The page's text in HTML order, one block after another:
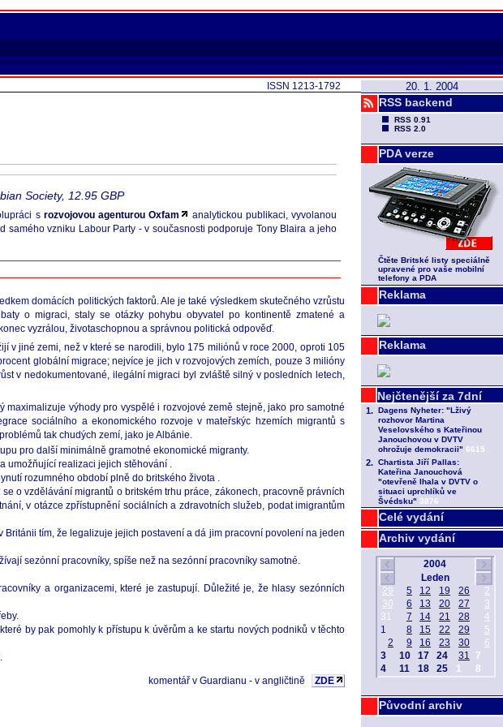
20. 1. 2004
RSS backend
RSS 0.91
RSS 2.0
PDA verze
Čtěte Britské listy speciálně
upravené pro vaše mobilní
telefony a PDA
Reklama
Reklama
Celé vydání
Archiv vydání
Původní archiv
ISSN 1213-1792
Society, 12.95 GBP
s rozvojovou agenturou Oxfam
analytickou publikaci, vyvolanou
vzniku Labour Party - v současnosti podporuje Tony Blaira a jeho
domácích politických faktorů. Ale je také výsledkem skutečného vzrůstu
o migraci, staly se otázky pohybu obyvatel po kontinentě zmatené a
vyzrálou, životaschopnou a správnou politická odpověď.
v jiné zemi, než v které se narodili, bylo 175 miliónů v roce 2000, oproti 105
globální migrace; nejvíce je jich v rozvojových zemích, pouze 3 milióny
v nedokumentované, ilegální migraci byl zvláště silný v posledních letech,
výhody pro vyspělé i rozvojové země stejně, jako pro samotné
sociálního a ekonomického rozvoje v mateřskýc hzemích migrantů s
tak chudých zemí, jako je Albánie.
pro další minimálně gramotné ekonomické migranty.
umožňující realizaci jejich stěhování .
rozumného období plně do britského života .
o vzdělávání migrantů o britském trhu práce, zákonech, pracovně právních
v otázce zpřístupnění sociálních a zdravotních služeb, podat imigrantům
tím, že legalizuje jejich postavení a dá jim pracovní povolení na jeden
sezónní pracovníky, spíše než na sezónní pracovníky samotné.
a organizacemi, které je zastupují. Důležité je, že hlasy sezónních
by pak pomohly k přístupu k úvěrům a ke startu nových podniků v těchto
komentář v Guardianu - v angličtině ZDE